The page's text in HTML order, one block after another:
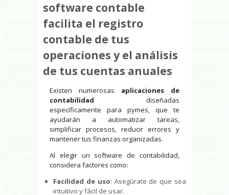
software contable
facilita el registro
contable de tus
operaciones y el análisis
de tus cuentas anuales
Existen numerosas aplicaciones
de
contabilidad diseñadas
específicamente para pymes, que te
ayudarán a automatizar tareas,
simplificar procesos, reducir errores y
mantener tus finanzas organizadas.
Al elegir un software de contabilidad,
considera factores como:
Facilidad de uso: Asegúrate de que sea
intuitivo y fácil de usar.